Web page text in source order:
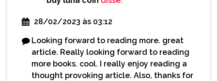
28/02/2023 às 03:12
Looking forward to reading more. great
article. Really looking forward to reading
more books. cool. I really enjoy reading a
thought provoking article. Also, thanks for